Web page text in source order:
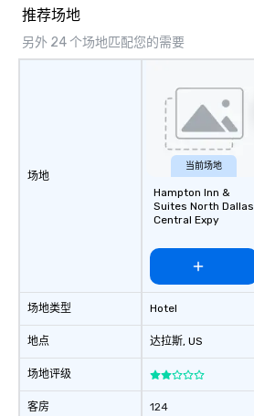
推荐场地
另外 24 个场地匹配您的需要
场地
场地类型
地点
场地评级
客房
当前场地
Hampton Inn &
Suites North Dallas
Central Expy
Hotel
达拉斯, US
124